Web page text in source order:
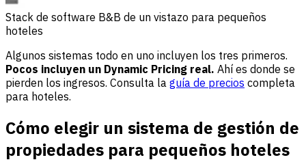
Stack de software B&B de un vistazo para pequeños
hoteles
Algunos sistemas todo en uno incluyen los tres primeros.
Pocos incluyen un Dynamic Pricing real. Ahí es donde se
pierden los ingresos. Consulta la guía de precios completa
para hoteles.
Cómo elegir un sistema de gestión de
propiedades para pequeños hoteles